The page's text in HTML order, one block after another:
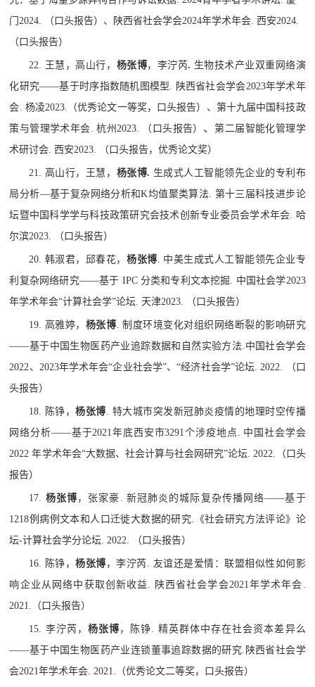
门 2024. （口头报告）、陕西省社会学会2024年学术年会 西安2024.
（口头报告）
22. 王慧，高山行， 杨张博，李泞芮. 生物技术产业双重网络演
化研究——基于时序指数随机图模型 陕西省社会学会2023年学术年
会 杨凌2023.
（优秀论文一等奖，口头报告）、第十九届中国科技政
策与管理学术年会 .杭州 2023. （口头报告） 、第二届智能化管理学
术研讨会 西安2023. （口头报告，优秀论文奖）
21. 高山行，王慧， 杨张博. 生成式人工智能领先企业的专利布
局分析—基于复杂网络分析和K均值聚类算法 第十三届科技进步论
坛暨中国科学学与科技政策研究会技术创新专业委员会学术年会
哈
尔滨2023. （口头报告）
20. 韩淑君，邱春花， 杨张博
中美生成式人工智能领先企业专
利复杂网络研究——基于 IPC 分类和专利文本挖掘 中国社会学2023
年学术年会“计算社会学”论坛 天津2023. （口头报告）
19. 高雅婷， 杨张博 .制度环境变化对组织网络断裂的影响研究
——基于中国生物医药产业追踪数据和自然实验方法 中国社会学会
2022 、 2023年学术年会“企业社会学”、“经济社会学”论坛 . 2022.
（口
头报告）
18. 陈铮，杨张博
特大城市突发新冠肺炎疫情的地理时空传播
网络分析——基于2021 年底西安市3291 个涉疫地点
中国社会学会
2022年学术年会“大数据、社会计算与社会网研究”论坛 . 2022.
（口头
报告）
17. 杨张博 ，张家豪 新冠肺炎的城际复杂传播网络——基于
1218例病例文本和人口迁徙大数据的研究
《社会研究方法评论》论
坛-计算社会学分论坛 . 2022. （口头报告）
16. 陈铮，杨张博 ，李泞芮
友谊还是爱情：联盟相似性如何影
响企业从网络中获取创新收益
陕西省社会学会2021 年学术年会
2021.
（口头报告）
15. 李泞芮， 杨张博 ，陈铮
精英群体中存在社会资本差异么
——基于中国生物医药产业连锁董事追踪数据的研究 陕西省社会学
会2021年学术年会 . 2021. （优秀论文二等奖，口头报告）